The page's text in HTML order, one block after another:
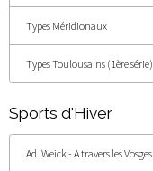
Types Méridionaux
Types Toulousains (1ère série)
Sports d'Hiver
Ad. Weick - A travers les Vosges